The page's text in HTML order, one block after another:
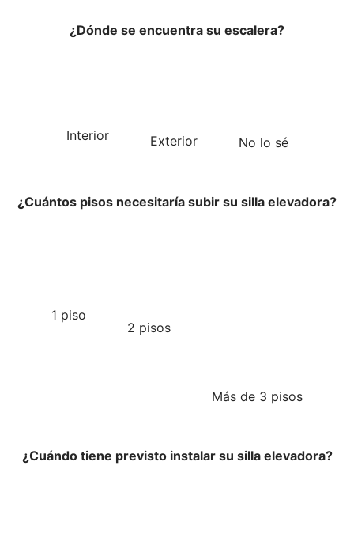
¿Dónde se encuentra su escalera?
Interior Exterior No lo sé
¿Cuántos pisos necesitaría subir su silla elevadora?
1 piso
2 pisos
Más de 3 pisos
¿Cuándo tiene previsto instalar su silla elevadora?